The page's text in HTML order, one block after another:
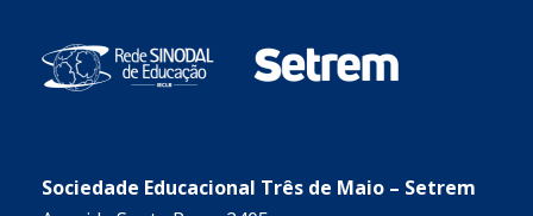
Sociedade Educacional Três de Maio – Setrem